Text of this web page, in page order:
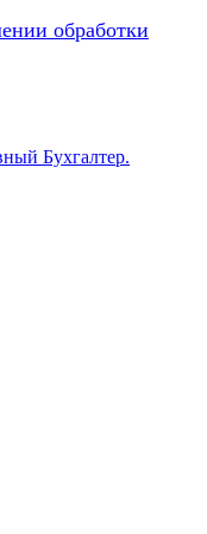
обработки
Бухгалтер.